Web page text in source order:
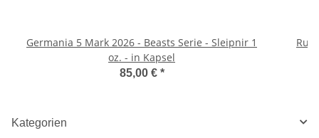
Germania 5 Mark 2026 - Beasts Serie - Sleipnir 1
oz. - in Kapsel
85,00 € *
Kategorien